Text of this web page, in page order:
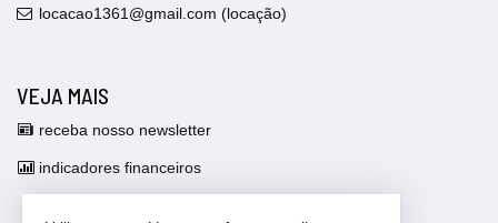
locacao1361@gmail.com (locação)
VEJA MAIS
receba nosso newsletter
indicadores financeiros